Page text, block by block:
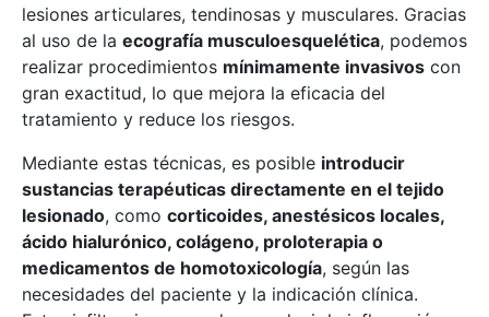
lesiones articulares, tendinosas y musculares. Gracias
al uso de la ecografía musculoesquelética, podemos
realizar procedimientos mínimamente invasivos con
gran exactitud, lo que mejora la eficacia del
tratamiento y reduce los riesgos.
Mediante estas técnicas, es posible introducir
sustancias terapéuticas directamente en el tejido
lesionado, como corticoides, anestésicos locales,
ácido hialurónico, colágeno, proloterapia o
medicamentos de homotoxicología, según las
necesidades del paciente y la indicación clínica.